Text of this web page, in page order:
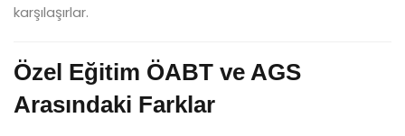
karşılaşırlar.
Özel Eğitim ÖABT ve AGS
Arasındaki Farklar